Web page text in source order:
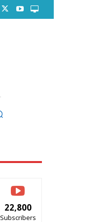
22,800
Subscribers